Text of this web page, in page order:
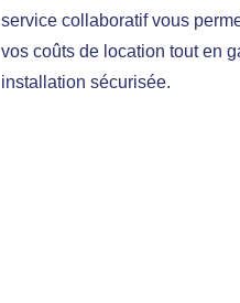
service collaboratif vous
vos coûts de location tout en
installation sécurisée.